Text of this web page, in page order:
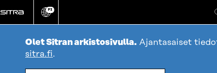
suoraan
sisältöön
Vaihda
kieli
FI
Olet Sitran arkistosivulla. Ajantasaiset
sitra.fi.